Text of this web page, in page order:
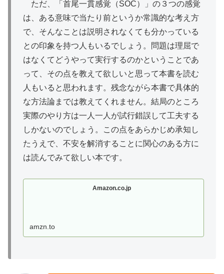
ただ、「首尾一貫感覚（SOC）」の３つの感覚
は、ある意味で当たり前というか常識的な考え方
で、そんなことは説明されなくても分かっている
との印象を持つ人もいるでしょう。問題は理屈で
はなくてどうやって実行するのかということであ
って、その点を教えて欲しいと思って本書を読む
人もいると思われます。残念ながら本書で具体的
な方法論までは教えてくれません。結局のところ
実際のやり方は一人一人が試行錯誤して工夫する
しかないのでしょう。この点をあらかじめ承知し
たうえで、不安を解消することに関心のある方に
は読んでみて欲しい本です。
Amazon.co.jp
amzn.to